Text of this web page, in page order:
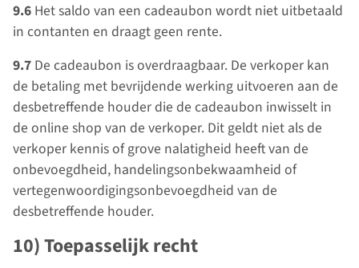
9.6 Het saldo van een cadeaubon wordt niet uitbetaald
in contanten en draagt geen rente.
9.7 De cadeaubon is overdraagbaar. De verkoper kan
de betaling met bevrijdende werking uitvoeren aan de
desbetreffende houder die de cadeaubon inwisselt in
de online shop van de verkoper. Dit geldt niet als de
verkoper kennis of grove nalatigheid heeft van de
onbevoegdheid, handelingsonbekwaamheid of
vertegenwoordigingsonbevoegdheid van de
desbetreffende houder.
10) Toepasselijk recht